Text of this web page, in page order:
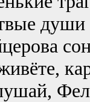
души